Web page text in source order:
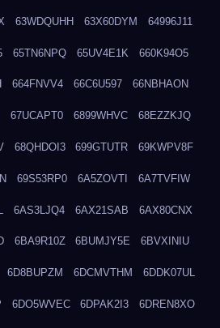
63WDQUHH 63X60DYM 64996J11
65TN6NPQ 65UV4E1K 660K94O5
664FNVV4 66C6U597 66NBHAON
67UCAPT0 6899WHVC 68EZZKJQ
68QHDOI3 699GTUTR 69KWPV8F
69S53RP0 6A5ZOVTI 6A7TVFIW
6AS3LJQ4 6AX21SAB 6AX80CNX
6BA9R10Z 6BUMJY5E 6BVXINIU
6D8BUPZM 6DCMVTHM 6DDK07UL
6DO5WVEC 6DPAK2I3 6DREN8XO